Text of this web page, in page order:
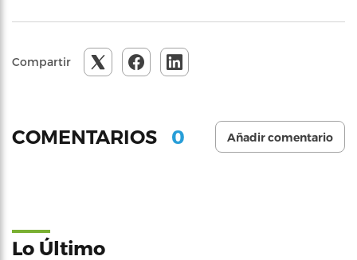
Compartir
COMENTARIOS 0 Añadir comentario
Lo Último